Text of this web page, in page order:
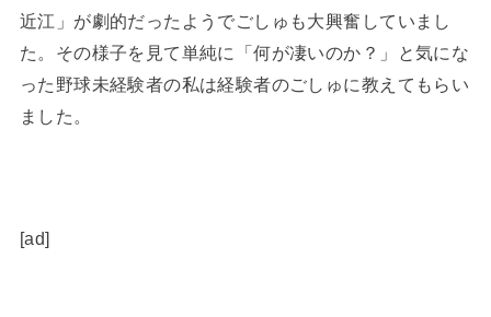
近江」が劇的だったようでごしゅも大興奮していまし
た。その様子を見て単純に「何が凄いのか？」と気にな
った野球未経験者の私は経験者のごしゅに教えてもらい
ました。
[ad]